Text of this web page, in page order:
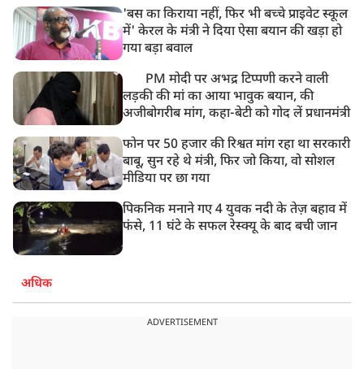
'बस का किराया नहीं, फिर भी बच्चे प्राइवेट स्कूल
में' केरल के मंत्री ने दिया ऐसा बयान की खड़ा हो
गया बड़ा बवाल
PM मोदी पर अभद्र टिप्पणी करने वाली
लड़की की मां का आया भावुक बयान, की
अजीबोगरीब मांग, कहा-बेटी को गोद लें प्रधानमंत्री
फोन पर 50 हजार की रिश्वत मांग रहा था सरकारी
बाबू, सुन रहे थे मंत्री, फिर जो किया, वो सोशल
मीडिया पर छा गया
पिकनिक मनाने गए 4 युवक नदी के तेज़ बहाव में
फंसे, 11 घंटे के सफल रेस्क्यू के बाद बची जान
अधिक
ADVERTISEMENT